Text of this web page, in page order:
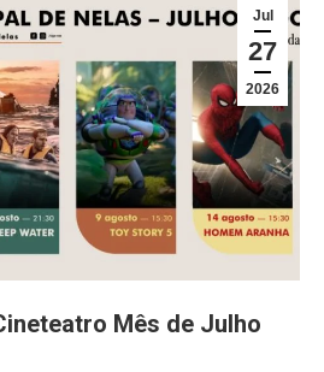
Jul
27
2026
Mês de Julho